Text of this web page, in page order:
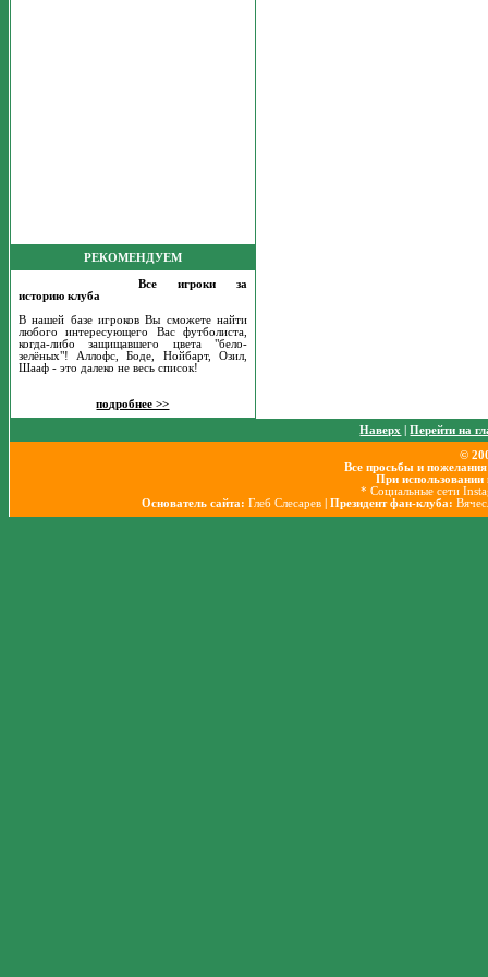
РЕКОМЕНДУЕМ
Все игроки за
историю клуба
В нашей базе игроков Вы сможете найти
любого интересующего Вас футболиста,
когда-либо защищавшего цвета "бело-
зелёных"! Аллофс, Боде, Нойбарт, Озил,
Шааф - это далеко не весь список!
подробнее >>
Наверх |Перейти на
©
Все просьбы и
При использовании
* Социальные сети
Основатель сайта: Глеб Слесарев | Президент фан-клуба: